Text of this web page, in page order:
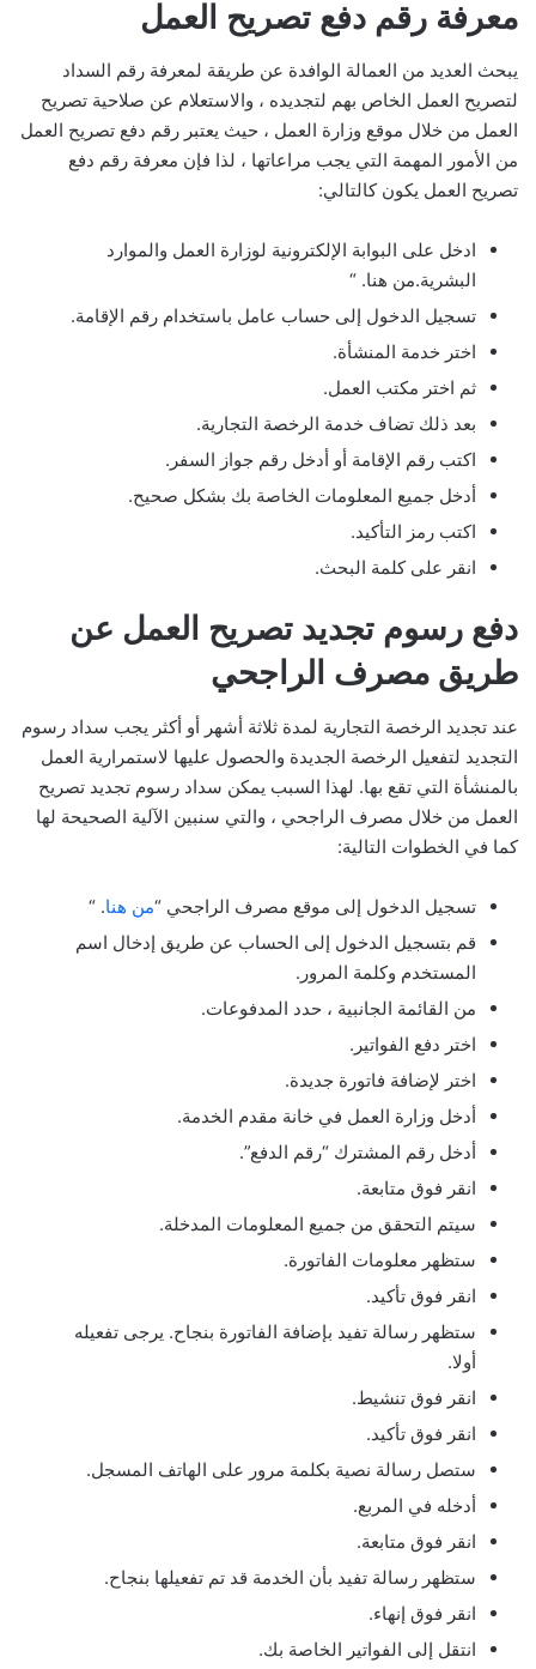
معرفة رقم دفع تصريح العمل
يبحث العديد من العمالة الوافدة عن طريقة لمعرفة رقم السداد
لتصريح العمل الخاص بهم لتجديده ، والاستعلام عن صلاحية تصريح
العمل من خلال موقع وزارة العمل ، حيث يعتبر رقم دفع تصريح العمل
من الأمور المهمة التي يجب مراعاتها ، لذا فإن معرفة رقم دفع
تصريح العمل يكون كالتالي:
ادخل على البوابة الإلكترونية لوزارة العمل والموارد
البشرية.من هنا. “
تسجيل الدخول إلى حساب عامل باستخدام رقم الإقامة.
اختر خدمة المنشأة.
ثم اختر مكتب العمل.
بعد ذلك تضاف خدمة الرخصة التجارية.
اكتب رقم الإقامة أو أدخل رقم جواز السفر.
أدخل جميع المعلومات الخاصة بك بشكل صحيح.
اكتب رمز التأكيد.
انقر على كلمة البحث.
دفع رسوم تجديد تصريح العمل عن
طريق مصرف الراجحي
عند تجديد الرخصة التجارية لمدة ثلاثة أشهر أو أكثر يجب سداد رسوم
التجديد لتفعيل الرخصة الجديدة والحصول عليها لاستمرارية العمل
بالمنشأة التي تقع بها. لهذا السبب يمكن سداد رسوم تجديد تصريح
العمل من خلال مصرف الراجحي ، والتي سنبين الآلية الصحيحة لها
كما في الخطوات التالية:
تسجيل الدخول إلى موقع مصرف الراجحي “من هنا. “
قم بتسجيل الدخول إلى الحساب عن طريق إدخال اسم
المستخدم وكلمة المرور.
من القائمة الجانبية ، حدد المدفوعات.
اختر دفع الفواتير.
اختر لإضافة فاتورة جديدة.
أدخل وزارة العمل في خانة مقدم الخدمة.
أدخل رقم المشترك “رقم الدفع”.
انقر فوق متابعة.
سيتم التحقق من جميع المعلومات المدخلة.
ستظهر معلومات الفاتورة.
انقر فوق تأكيد.
ستظهر رسالة تفيد بإضافة الفاتورة بنجاح. يرجى تفعيله
أولا.
انقر فوق تنشيط.
انقر فوق تأكيد.
ستصل رسالة نصية بكلمة مرور على الهاتف المسجل.
أدخله في المربع.
انقر فوق متابعة.
ستظهر رسالة تفيد بأن الخدمة قد تم تفعيلها بنجاح.
انقر فوق إنهاء.
انتقل إلى الفواتير الخاصة بك.